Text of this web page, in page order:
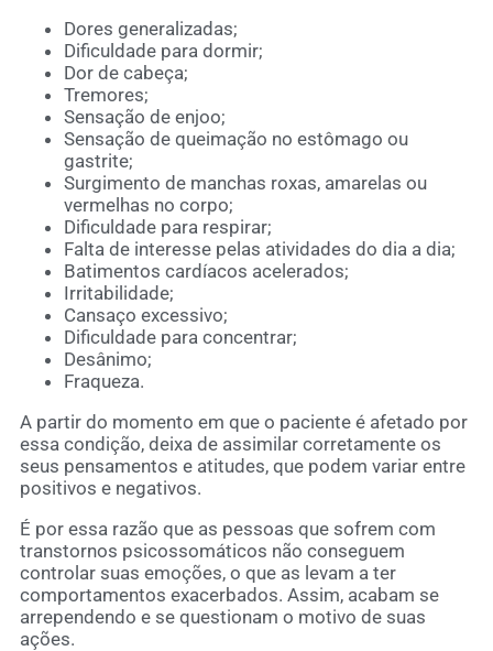
Dores generalizadas;
Dificuldade para dormir;
Dor de cabeça;
Tremores;
Sensação de enjoo;
Sensação de queimação no estômago ou
gastrite;
Surgimento de manchas roxas, amarelas ou
vermelhas no corpo;
Dificuldade para respirar;
Falta de interesse pelas atividades do dia a dia;
Batimentos cardíacos acelerados;
Irritabilidade;
Cansaço excessivo;
Dificuldade para concentrar;
Desânimo;
Fraqueza.
A partir do momento em que o paciente é afetado por
essa condição, deixa de assimilar corretamente os
seus pensamentos e atitudes, que podem variar entre
positivos e negativos.
É por essa razão que as pessoas que sofrem com
transtornos psicossomáticos não conseguem
controlar suas emoções, o que as levam a ter
comportamentos exacerbados. Assim, acabam se
arrependendo e se questionam o motivo de suas
ações.